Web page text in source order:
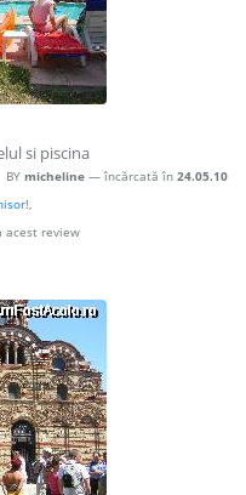
si piscina
BY micheline — încărcată în 24.05.10
,
acest review